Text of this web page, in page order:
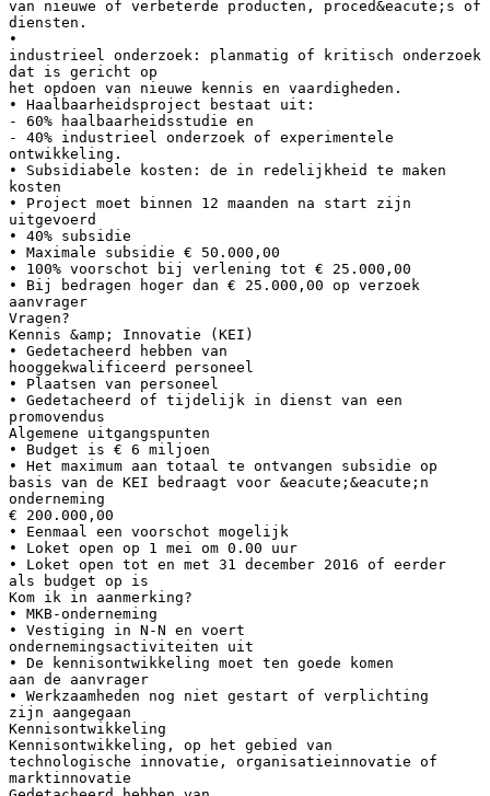
van nieuwe of verbeterde producten, proced&eacute;s of
diensten.
•
industrieel onderzoek: planmatig of kritisch onderzoek
dat is gericht op
het opdoen van nieuwe kennis en vaardigheden.
• Haalbaarheidsproject bestaat uit:
- 60% haalbaarheidsstudie en
- 40% industrieel onderzoek of experimentele
ontwikkeling.
• Subsidiabele kosten: de in redelijkheid te maken
kosten
• Project moet binnen 12 maanden na start zijn
uitgevoerd
• 40% subsidie
• Maximale subsidie € 50.000,00
• 100% voorschot bij verlening tot € 25.000,00
• Bij bedragen hoger dan € 25.000,00 op verzoek
aanvrager
Vragen?
Kennis &amp; Innovatie (KEI)
• Gedetacheerd hebben van
hooggekwalificeerd personeel
• Plaatsen van personeel
• Gedetacheerd of tijdelijk in dienst van een
promovendus
Algemene uitgangspunten
• Budget is € 6 miljoen
• Het maximum aan totaal te ontvangen subsidie op
basis van de KEI bedraagt voor &eacute;&eacute;n
onderneming
€ 200.000,00
• Eenmaal een voorschot mogelijk
• Loket open op 1 mei om 0.00 uur
• Loket open tot en met 31 december 2016 of eerder
als budget op is
Kom ik in aanmerking?
• MKB-onderneming
• Vestiging in N-N en voert
ondernemingsactiviteiten uit
• De kennisontwikkeling moet ten goede komen
aan de aanvrager
• Werkzaamheden nog niet gestart of verplichting
zijn aangegaan
Kennisontwikkeling
Kennisontwikkeling, op het gebied van
technologische innovatie, organisatieinnovatie of
marktinnovatie